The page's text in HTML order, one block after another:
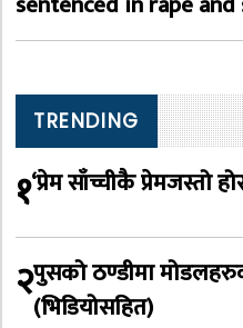
TRENDING
१‘प्रेम साँच्चीकै प्रेमजस्तो
२पुसको ठण्डीमा
(भिडियोसहित)